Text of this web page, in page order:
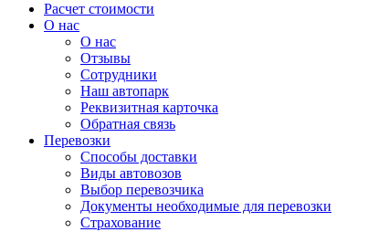
Расчет стоимости
О нас
О нас
Отзывы
Сотрудники
Наш автопарк
Реквизитная карточка
Обратная связь
Перевозки
Способы доставки
Виды автовозов
Выбор перевозчика
Документы необходимые для перевозки
Страхование